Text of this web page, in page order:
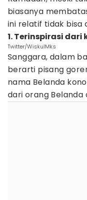
biasanya
ini relatif tidak bisa
1. Terinspirasi
Twitter/WiskulMks
Sanggara, dalam
berarti pisang
nama Belanda
dari orang Belanda